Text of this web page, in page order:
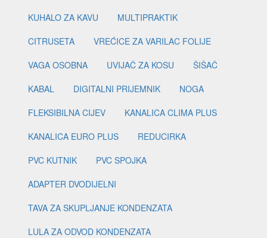
KUHALO ZA KAVU
MULTIPRAKTIK
CITRUSETA
VREĆICE ZA VARILAC FOLIJE
VAGA OSOBNA
UVIJAČ ZA KOSU
ŠIŠAČ
KABAL
DIGITALNI PRIJEMNIK
NOGA
FLEKSIBILNA CIJEV
KANALICA CLIMA PLUS
KANALICA EURO PLUS
REDUCIRKA
PVC KUTNIK
PVC SPOJKA
ADAPTER DVODIJELNI
TAVA ZA SKUPLJANJE KONDENZATA
LULA ZA ODVOD KONDENZATA